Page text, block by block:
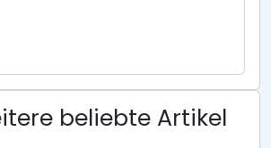
beliebte Artikel